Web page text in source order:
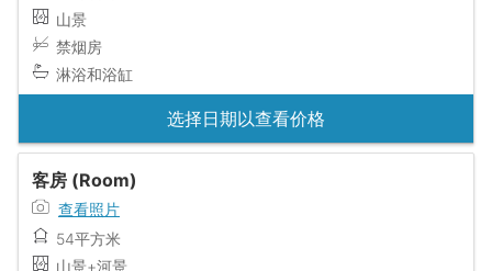
山景
禁烟房
淋浴和浴缸
选择日期以查看价格
客房 (Room)
查看照片
54平方米
山景+河景